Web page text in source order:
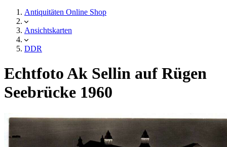
Antiquitäten Online Shop
Ansichtskarten
DDR
Echtfoto Ak Sellin auf Rügen
Seebrücke 1960